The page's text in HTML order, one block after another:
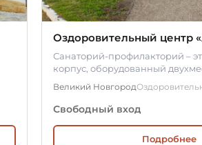
Оздоровительный центр
Санаторий-профилакторий –
корпус, оборудованный
Великий Новгород
Свободный вход
Подробнее